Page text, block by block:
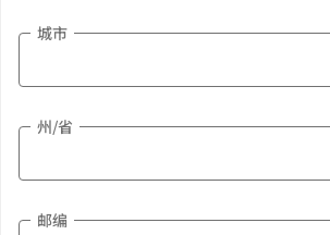
城市
州/省
邮编